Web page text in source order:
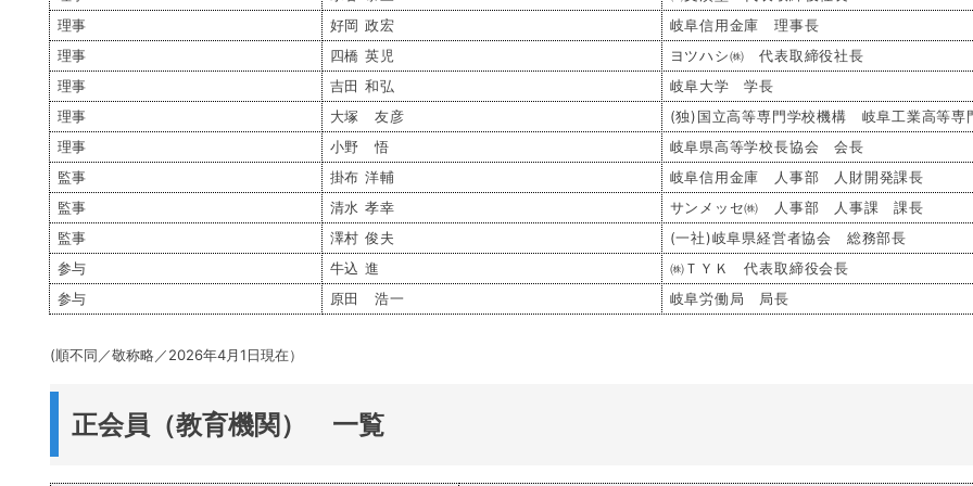
理事
好岡 政宏
岐阜信用金庫 理事長
理事
四橋 英児
ヨツハシ㈱ 代表取締役社長
理事
吉田 和弘
岐阜大学 学長
理事
大塚 友彦
(独)国立高等専門学校機構 岐阜工業高等
理事
小野 悟
岐阜県高等学校長協会 会長
監事
掛布 洋輔
岐阜信用金庫 人事部 人財開発課長
監事
清水 孝幸
サンメッセ㈱ 人事部 人事課 課長
監事
澤村 俊夫
(一社)岐阜県経営者協会 総務部長
参与
牛込 進
㈱ＴＹＫ 代表取締役会長
参与
原田 浩一 岐阜労働局 局長
(順不同／敬称略／2026年4月1日現在）
正会員（教育機関） 一覧